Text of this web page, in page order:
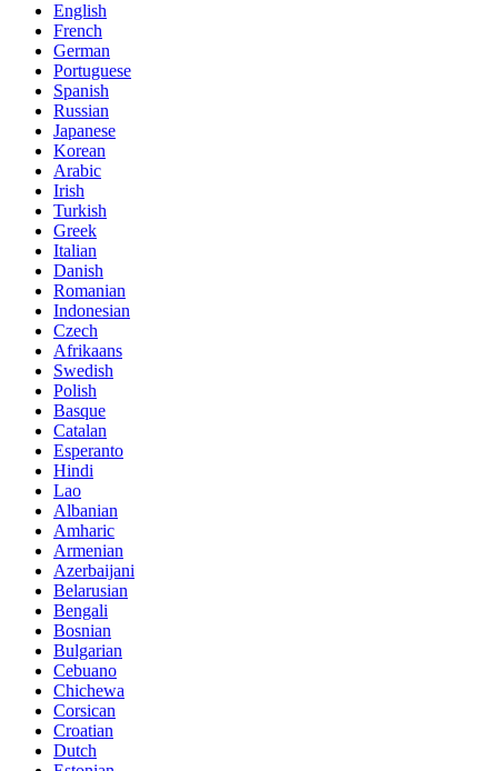
English
French
German
Portuguese
Spanish
Russian
Japanese
Korean
Arabic
Irish
Turkish
Greek
Italian
Danish
Romanian
Indonesian
Czech
Afrikaans
Swedish
Polish
Basque
Catalan
Esperanto
Hindi
Lao
Albanian
Amharic
Armenian
Azerbaijani
Belarusian
Bengali
Bosnian
Bulgarian
Cebuano
Chichewa
Corsican
Croatian
Dutch